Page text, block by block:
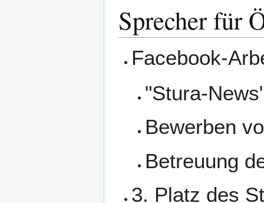
Sprecher für
Facebook-
"Stura-
Bewerben
Betreuung
3. Platz des